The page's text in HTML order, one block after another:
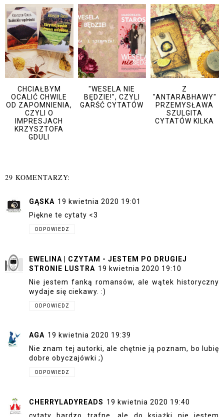
CHCIAŁBYM
OCALIĆ CHWILE
OD ZAPOMNIENIA,
CZYLI O
IMPRESJACH
KRZYSZTOFA
GDULI
"WESELA NIE
BĘDZIE!", CZYLI
GARŚĆ CYTATÓW
Z
"ANTARABHAWY"
PRZEMYSŁAWA
SZULGITA
CYTATÓW KILKA
29 KOMENTARZY:
GĄSKA 19 kwietnia 2020 19:01
Piękne te cytaty <3
ODPOWIEDZ
EWELINA | CZYTAM - JESTEM PO DRUGIEJ
STRONIE LUSTRA 19 kwietnia 2020 19:10
Nie jestem fanką romansów, ale wątek historyczny
wydaje się ciekawy. :)
ODPOWIEDZ
AGA 19 kwietnia 2020 19:39
Nie znam tej autorki, ale chętnie ją poznam, bo lubię
dobre obyczajówki ;)
ODPOWIEDZ
CHERRYLADYREADS 19 kwietnia 2020 19:40
cytaty bardzo trafne, ale do książki nie jestem